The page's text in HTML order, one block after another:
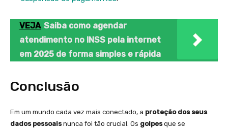
VEJA Saiba como agendar
atendimento no INSS pela internet
em 2025 de forma simples e rápida
Conclusão
Em um mundo cada vez mais conectado, a proteção dos seus
dados pessoaisnunca foi tão crucial. Os golpesque se